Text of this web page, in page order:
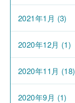
2021年1月 (3)
2020年12月 (1)
2020年11月 (18)
2020年9月 (1)